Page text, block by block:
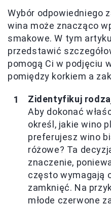
Wybór odpowiedniego
wina może znacząco
smakowe. W tym
przedstawić
pomogą Ci w podjęciu
pomiędzy korkiem a
Zidentyfikuj
Aby dokonać
określ, jakie wino
preferujesz wino
różowe? Ta
znaczenie,
często wymagają
zamknięć. Na
młode czerwone